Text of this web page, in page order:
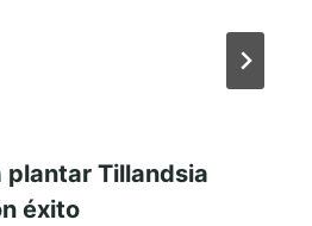
plantar Tillandsia
éxito